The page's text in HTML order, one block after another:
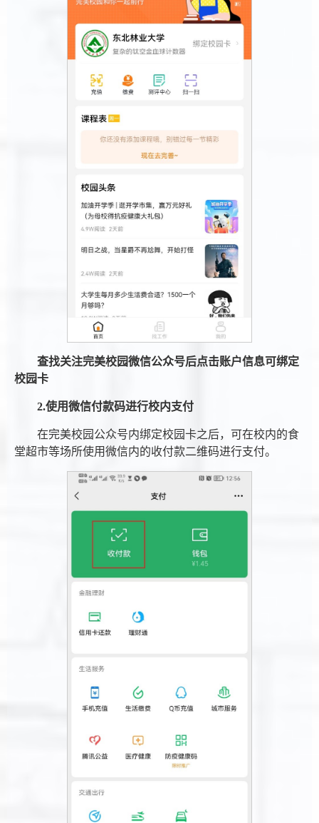
查找关注完美校园微信公众号后点击账户信息可绑定
校园卡
2.使用微信付款码进行校内支付
在完美校园公众号内绑定校园卡之后，可在校内的食
堂超市等场所使用微信内的收付款二维码进行支付。